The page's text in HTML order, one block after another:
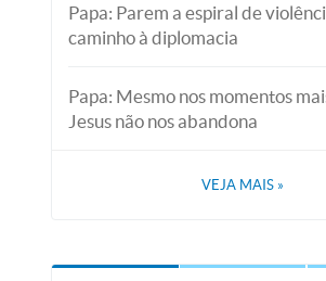
Papa: Parem a espiral de
caminho à diplomacia
Papa: Mesmo nos momentos
Jesus não nos abandona
VEJA MAIS »